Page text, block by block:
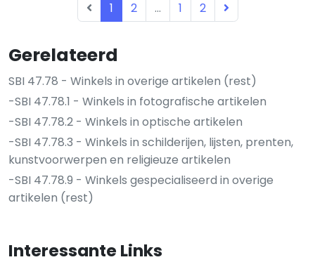
Gerelateerd
SBI 47.78 - Winkels in overige artikelen (rest)
-SBI 47.78.1 - Winkels in fotografische artikelen
-SBI 47.78.2 - Winkels in optische artikelen
-SBI 47.78.3 - Winkels in schilderijen, lijsten, prenten,
kunstvoorwerpen en religieuze artikelen
-SBI 47.78.9 - Winkels gespecialiseerd in overige
artikelen (rest)
Interessante Links
1 2 ... 1 2